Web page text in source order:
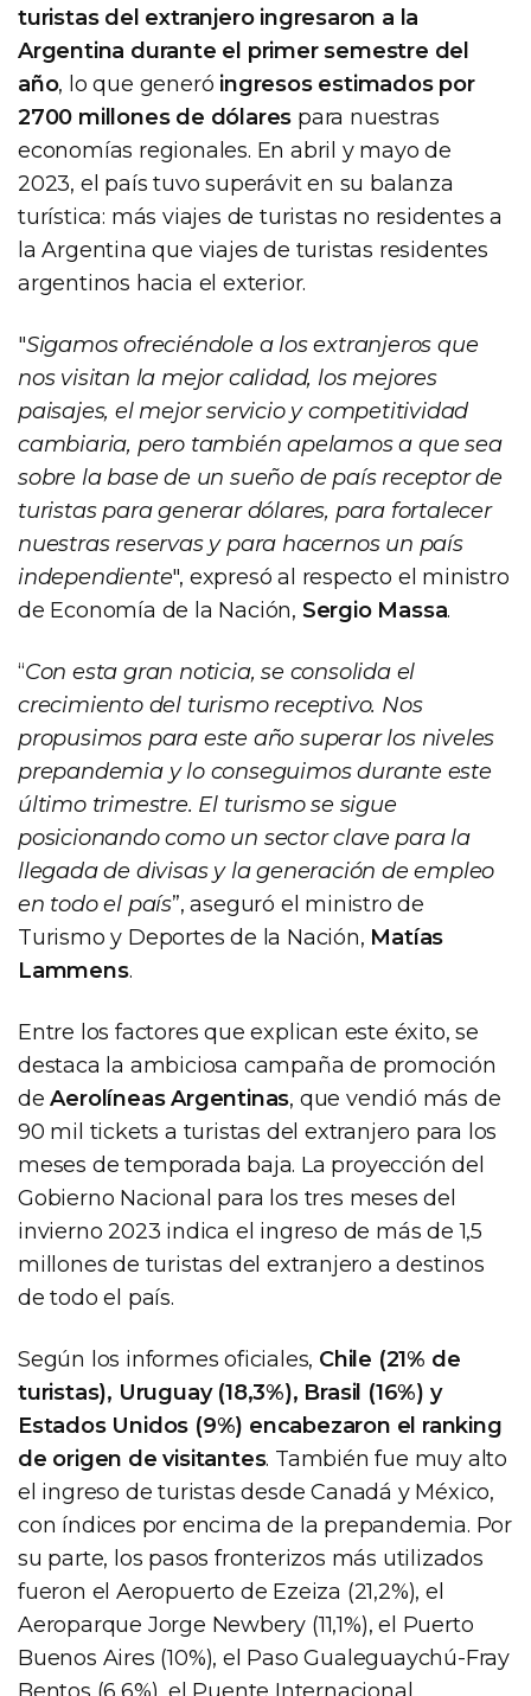
turistas del extranjero ingresaron a la
Argentina durante el primer semestre del
año, lo que generó ingresos estimados por
2700 millones de dólares para nuestras
economías regionales. En abril y mayo de
2023, el país tuvo superávit en su balanza
turística: más viajes de turistas no residentes a
la Argentina que viajes de turistas residentes
argentinos hacia el exterior.
"Sigamos ofreciéndole a los extranjeros que
nos visitan la mejor calidad, los mejores
paisajes, el mejor servicio y competitividad
cambiaria, pero también apelamos a que sea
sobre la base de un sueño de país receptor de
turistas para generar dólares, para fortalecer
nuestras reservas y para hacernos un país
independiente", expresó al respecto el ministro
de Economía de la Nación, Sergio Massa.
“Con esta gran noticia, se consolida el
crecimiento del turismo receptivo. Nos
propusimos para este año superar los niveles
prepandemia y lo conseguimos durante este
último trimestre. El turismo se sigue
posicionando como un sector clave para la
llegada de divisas y la generación de empleo
en todo el país”, aseguró el ministro de
Turismo y Deportes de la Nación, Matías
Lammens.
Entre los factores que explican este éxito, se
destaca la ambiciosa campaña de promoción
deAerolíneas Argentinas, que vendió más de
90 mil tickets a turistas del extranjero para los
meses de temporada baja. La proyección del
Gobierno Nacional para los tres meses del
invierno 2023 indica el ingreso de más de 1,5
millones de turistas del extranjero a destinos
de todo el país.
Según los informes oficiales, Chile (21% de
turistas), Uruguay (18,3%), Brasil (16%) y
Estados Unidos (9%) encabezaron el ranking
de origen de visitantes. También fue muy alto
el ingreso de turistas desde Canadá y México,
con índices por encima de la prepandemia. Por
su parte, los pasos fronterizos más utilizados
fueron el Aeropuerto de Ezeiza (21,2%), el
Aeroparque Jorge Newbery (11,1%), el Puerto
Buenos Aires (10%), el Paso Gualeguaychú-Fray